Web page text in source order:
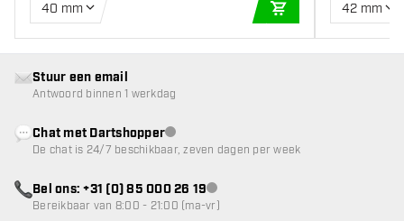
40 mm
IN WINKELWAGEN
42 mm
Stuur een email
Antwoord binnen 1 werkdag
Chat met Dartshopperklantenservice niet beschikbaar
De chat is 24/7 beschikbaar, zeven dagen per week
Bel ons: +31 (0) 85 000 26 19klantenservice niet beschikbaar
Bereikbaar van 8:00 - 21:00 (ma-vr)